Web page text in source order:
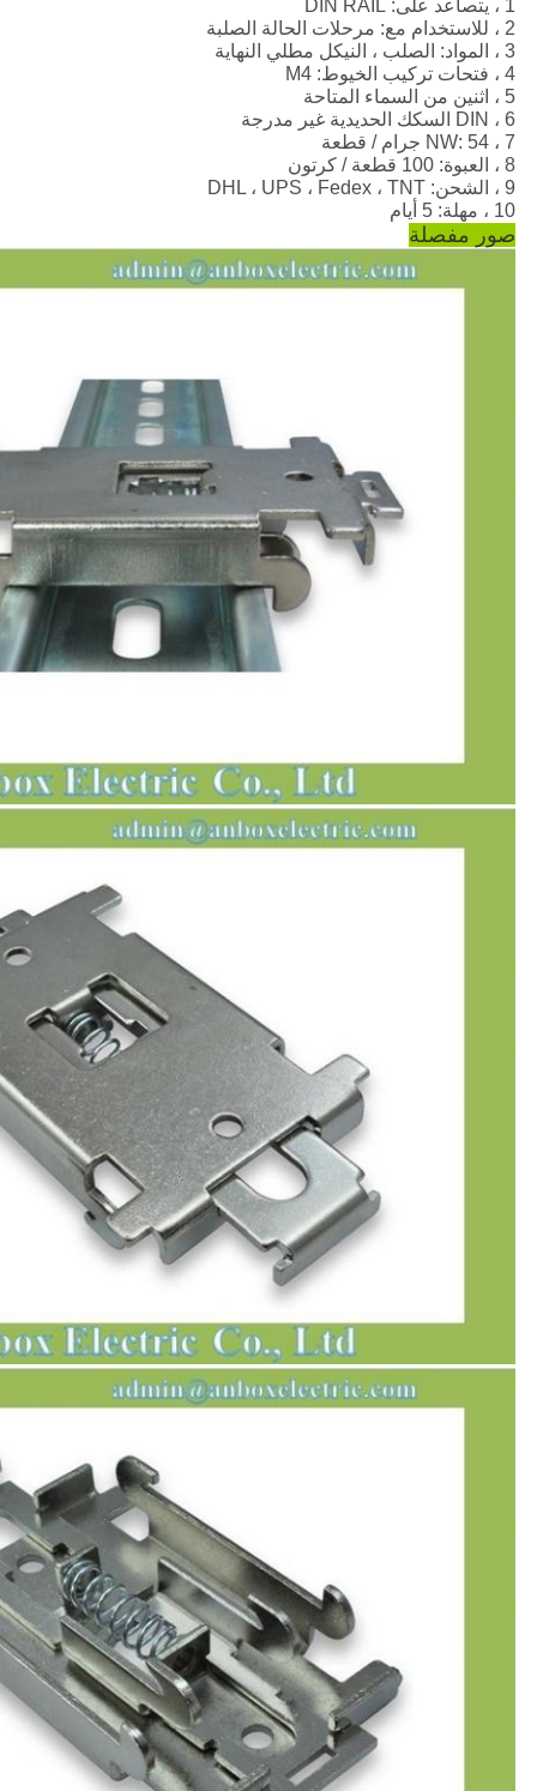
1 ، يتصاعد على: DIN RAIL
2 ، للاستخدام مع: مرحلات الحالة الصلبة
3 ، المواد: الصلب ، النيكل مطلي النهاية
4 ، فتحات تركيب الخيوط: M4
5 ، اثنين من السماء المتاحة
6 ، DIN السكك الحديدية غير مدرجة
7 ، NW: 54 جرام / قطعة
8 ، العبوة: 100 قطعة / كرتون
9 ، الشحن: DHL ، UPS ، Fedex ، TNT
10 ، مهلة: 5 أيام
صور مفصلة